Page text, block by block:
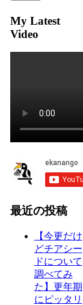
My Latest
Video
最近の投稿
【今更だけ
どチアシー
ドについて
調べてみ
た】更年期
にピッタリ